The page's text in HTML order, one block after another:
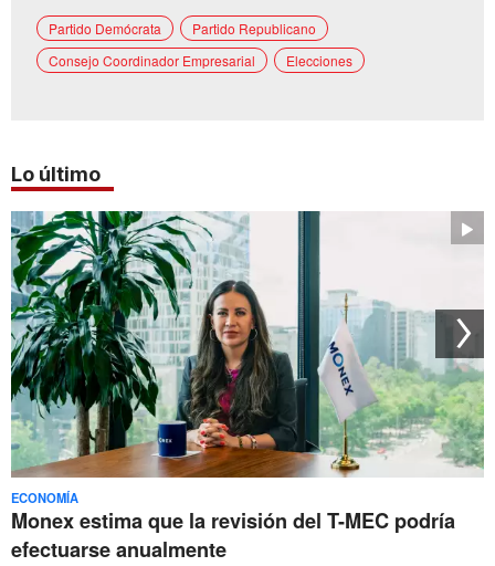
Partido Demócrata
Partido Republicano
Consejo Coordinador Empresarial
Elecciones
Lo último
ECONOMÍA
Monex estima que la revisión del T-MEC podría
efectuarse anualmente